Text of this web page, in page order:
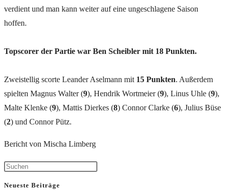
verdient und man kann weiter auf eine ungeschlagene Saison
hoffen.
Topscorer der Partie war Ben Scheibler mit 18 Punkten.
Zweistellig scorte Leander Aselmann mit 15 Punkten. Außerdem
spielten Magnus Walter (9), Hendrik Wortmeier (9), Linus Uhle (9),
Malte Klenke (9), Mattis Dierkes (8) Connor Clarke (6), Julius Büse
(2) und Connor Pütz.
Bericht von Mischa Limberg
Neueste Beiträge